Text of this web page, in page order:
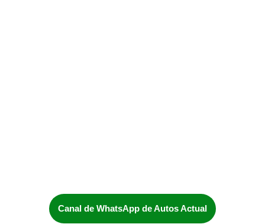
Canal de WhatsApp de Autos Actual